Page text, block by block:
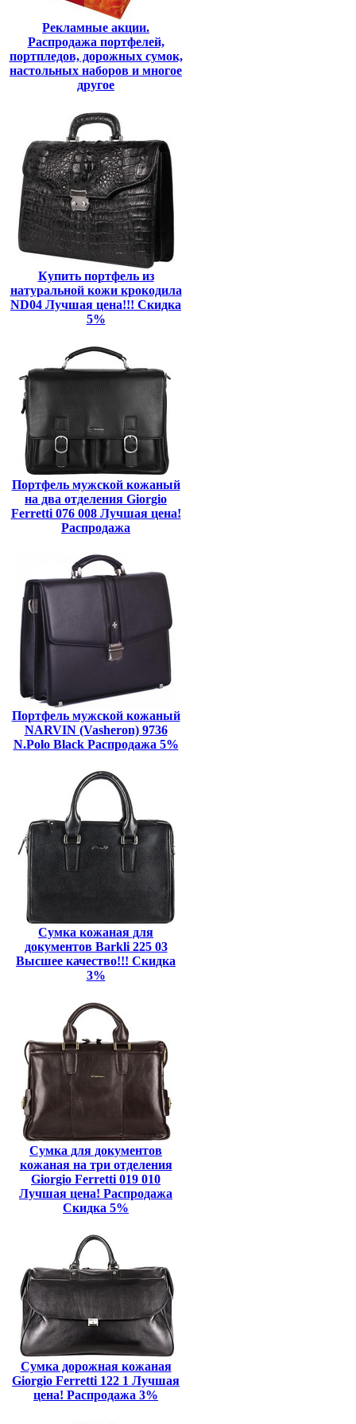
Рекламные акции.
Распродажа портфелей,
портпледов, дорожных сумок,
настольных наборов и многое
другое
Купить портфель из
натуральной кожи крокодила
ND04 Лучшая цена!!! Скидка
5%
Портфель мужской кожаный
на два отделения Giorgio
Ferretti 076 008 Лучшая цена!
Распродажа
Портфель мужской кожаный
NARVIN (Vasheron) 9736
N.Polo Black Распродажа 5%
Сумка кожаная для
документов Barkli 225 03
Высшее качество!!! Скидка
3%
Сумка для документов
кожаная на три отделения
Giorgio Ferretti 019 010
Лучшая цена! Распродажа
Скидка 5%
Сумка дорожная кожаная
Giorgio Ferretti 122 1 Лучшая
цена! Распродажа 3%